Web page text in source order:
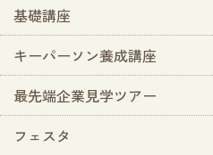
基礎講座
キーパーソン養成講座
最先端企業見学ツアー
フェスタ